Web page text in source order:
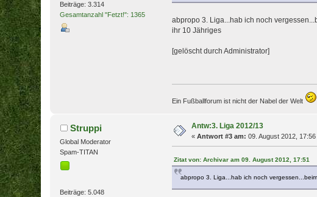
Beiträge: 3.314
Gesamtanzahl "Fetzt!": 1365
abpropo 3. Liga...hab ich noch
ihr 10 Jähriges
[gelöscht durch Administrator]
Ein Fußballforum ist nicht der Nabel der Welt
Struppi
Global Moderator
Spam-TITAN
Beiträge: 5.048
Antw:3. Liga 2012/13
«Antwort #3 am: 09. August 2012, 17:56
Zitat von: Archivar am 09. August 2012, 17:51
abpropo 3. Liga...hab ich noch